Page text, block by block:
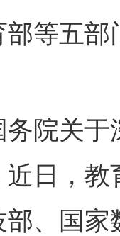
五部
关于
近日，
、国家